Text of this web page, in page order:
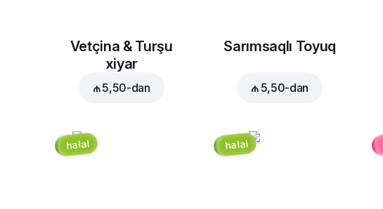
Vetçina & Turşu
xiyar
₼ 5,50-dan
Sarımsaqlı Toyuq
₼ 5,50-dan
halal halal